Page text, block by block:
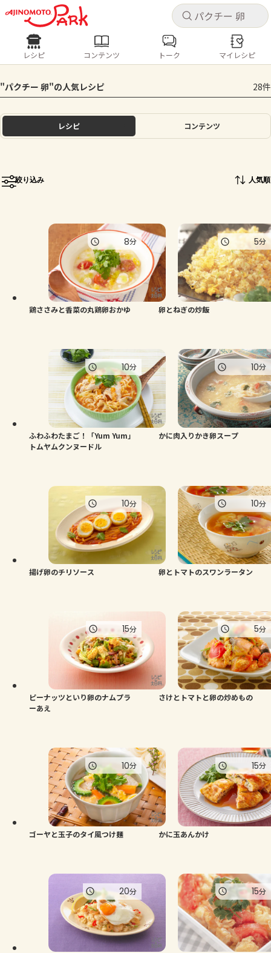
キャ
ログインするとレシピを保存できます
ログイン
ホーム
トーク
よくあるお問い合わせ
お買い物
キャ
レシピ コンテンツ
人気の食材・レシピ
きゅうり なす トマト とうもろこし
ピーマン
レシピ コンテンツ トーク マイレシピ
"パクチー 卵"の人気レシピ 28件
レシピ コンテンツ
絞り込み 人気順
鶏ささみと香菜の丸鶏卵おかゆ
8分
卵とねぎの炒飯
5分
ふわふわたまご！「Yum Yum」
トムヤムクンヌードル
10分
かに肉入りかき卵スープ
10分
揚げ卵のチリソース
10分
卵とトマトのスワンラータン
10分
ピーナッツといり卵のナムプラ
ーあえ
15分
さけとトマトと卵の炒めもの
5分
ゴーヤと玉子のタイ風つけ麺
10分
かに玉あんかけ
15分
20分 15分